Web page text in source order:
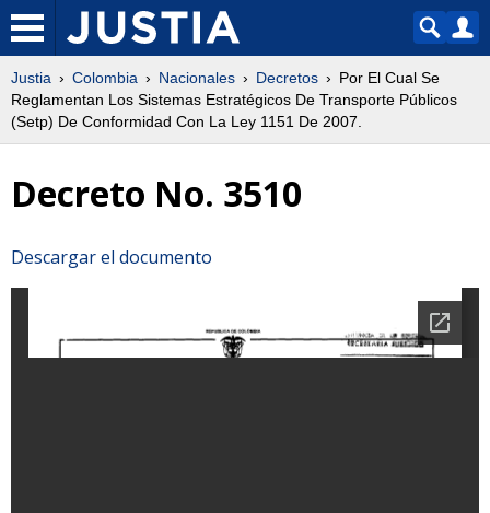
Justia Colombia Nacionales Decretos
Por El Cual Se
Reglamentan Los Sistemas Estratégicos De Transporte Públicos
(Setp) De Conformidad Con La Ley 1151 De 2007.
Decreto No. 3510
Descargar el documento